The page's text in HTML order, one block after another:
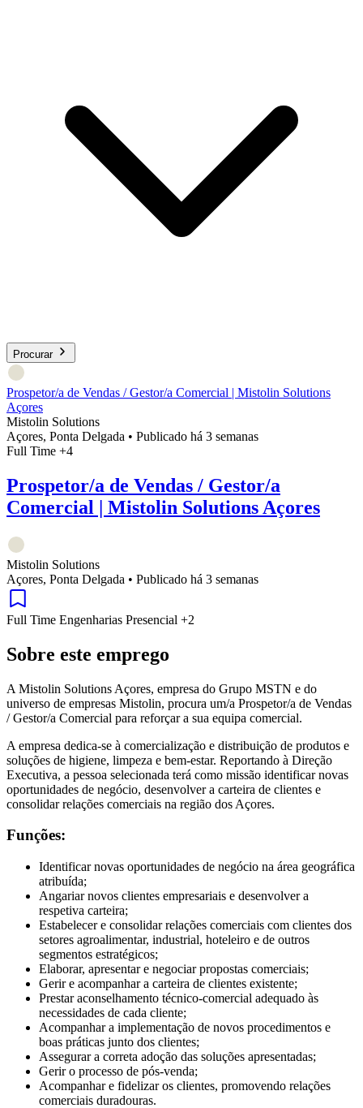
Procurar
Prospetor/a de Vendas / Gestor/a Comercial | Mistolin Solutions
Açores
Mistolin Solutions
Açores, Ponta Delgada • Publicado há 3 semanas
Full Time +4
Prospetor/a de Vendas / Gestor/a
Comercial | Mistolin Solutions Açores
Mistolin Solutions
Açores, Ponta Delgada • Publicado há 3 semanas
Full Time Engenharias Presencial +2
Sobre este emprego
A Mistolin Solutions Açores, empresa do Grupo MSTN e do
universo de empresas Mistolin, procura um/a Prospetor/a de Vendas
/ Gestor/a Comercial para reforçar a sua equipa comercial.
A empresa dedica-se à comercialização e distribuição de produtos e
soluções de higiene, limpeza e bem-estar. Reportando à Direção
Executiva, a pessoa selecionada terá como missão identificar novas
oportunidades de negócio, desenvolver a carteira de clientes e
consolidar relações comerciais na região dos Açores.
Funções:
Identificar novas oportunidades de negócio na área geográfica
atribuída;
Angariar novos clientes empresariais e desenvolver a
respetiva carteira;
Estabelecer e consolidar relações comerciais com clientes dos
setores agroalimentar, industrial, hoteleiro e de outros
segmentos estratégicos;
Elaborar, apresentar e negociar propostas comerciais;
Gerir e acompanhar a carteira de clientes existente;
Prestar aconselhamento técnico-comercial adequado às
necessidades de cada cliente;
Acompanhar a implementação de novos procedimentos e
boas práticas junto dos clientes;
Assegurar a correta adoção das soluções apresentadas;
Gerir o processo de pós-venda;
Acompanhar e fidelizar os clientes, promovendo relações
comerciais duradouras.